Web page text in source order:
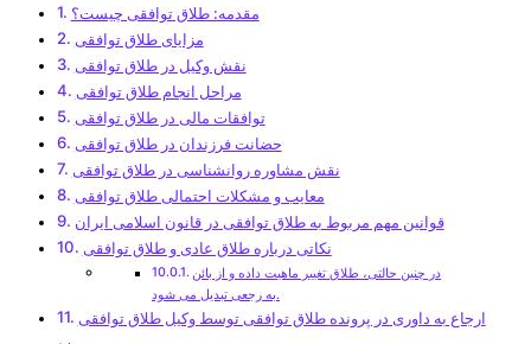
مقدمه: طلاق توافقی چیست؟
مزایای طلاق توافقی
نقش وکیل در طلاق توافقی
مراحل انجام طلاق توافقی
توافقات مالی در طلاق توافقی
حضانت فرزندان در طلاق توافقی
نقش مشاوره روانشناسی در طلاق توافقی
معایب و مشکلات احتمالی طلاق توافقی
قوانین مهم مربوط به طلاق توافقی در قانون اسلامی ایران
نکاتی درباره طلاق عادی و طلاق توافقی
در چنین حالتی، طلاق تغییر ماهیت داده و از بائن
به رجعی تبدیل می شود.
ارجاع به داوری در پرونده طلاق توافقی توسط وکیل طلاق توافقی